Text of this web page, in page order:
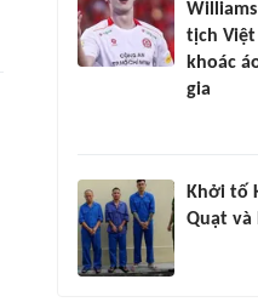
tịch Việt
khoác
gia
Khởi tố
Quạt và